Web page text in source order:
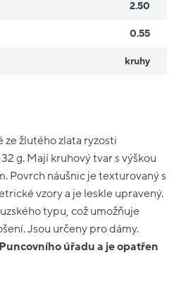
ze žlutého zlata ryzosti
g. Mají kruhový tvar s výškou
Povrch náušnic je texturovaný s
vzory a je leskle upravený.
typu, což umožňuje
Jsou určeny pro dámy.
úřadu a je opatřen
2.50
0.55
kruhy